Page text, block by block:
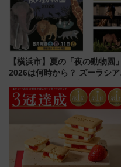
【横浜市】夏の「夜の動物園」
2026は何時から？ ズーラシア
見どころ、限定イベントを徹
解説！